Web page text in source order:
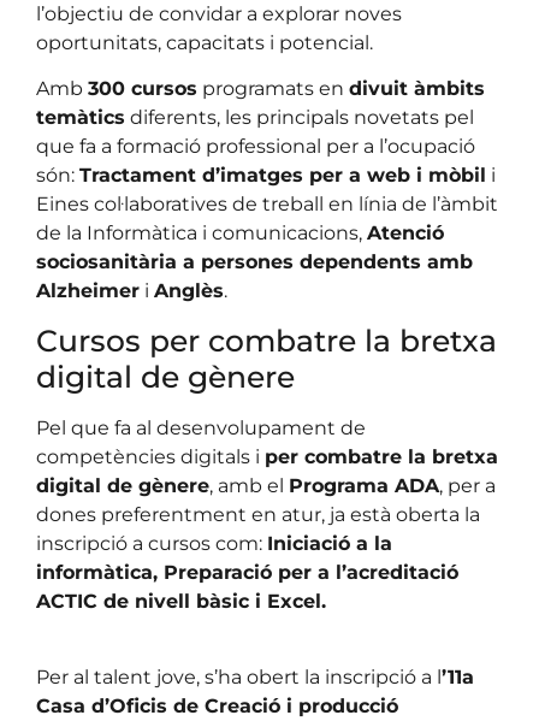
l’objectiu de convidar a explorar noves
oportunitats, capacitats i potencial.
Amb 300 cursos programats en divuit àmbits
temàtics diferents, les principals novetats pel
que fa a formació professional per a l’ocupació
són: Tractament d’imatges per a web i mòbil i
Eines col·laboratives de treball en línia de l’àmbit
de la Informàtica i comunicacions, Atenció
sociosanitària a persones dependents amb
Alzheimer i Anglès.
Cursos per combatre la bretxa
digital de gènere
Pel que fa al desenvolupament de
competències digitals i per combatre la bretxa
digital de gènere, amb el Programa ADA, per a
dones preferentment en atur, ja està oberta la
inscripció a cursos com: Iniciació a la
informàtica, Preparació per a l’acreditació
ACTIC de nivell bàsic i Excel.
Per al talent jove, s’ha obert la inscripció a l’11a
Casa d’Oficis de Creació i producció